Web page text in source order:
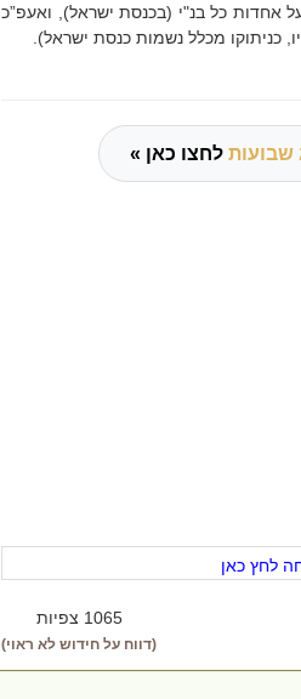
אחדות כל בנ"י (בכנסת ישראל), ואעפ”כ
כניתוקו מכלל נשמות כנסת ישראל).
שבועות לחצו כאן »
לחץ כאן
1065 צפיות
(דווח על חידוש לא ראוי)